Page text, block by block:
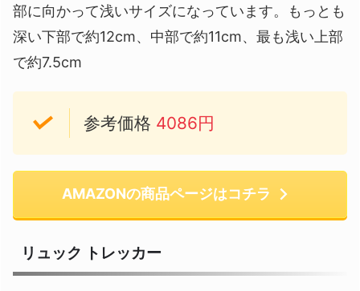
部に向かって浅いサイズになっています。もっとも
深い下部で約12cm、中部で約11cm、最も浅い上部
で約7.5cm
参考価格 4086円
AMAZONの商品ページはコチラ
リュック トレッカー